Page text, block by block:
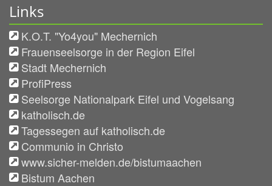
Links
K.O.T. "Yo4you" Mechernich
Frauenseelsorge in der Region Eifel
Stadt Mechernich
ProfiPress
Seelsorge Nationalpark Eifel und Vogelsang
katholisch.de
Tagessegen auf katholisch.de
Communio in Christo
www.sicher-melden.de/bistumaachen
Bistum Aachen